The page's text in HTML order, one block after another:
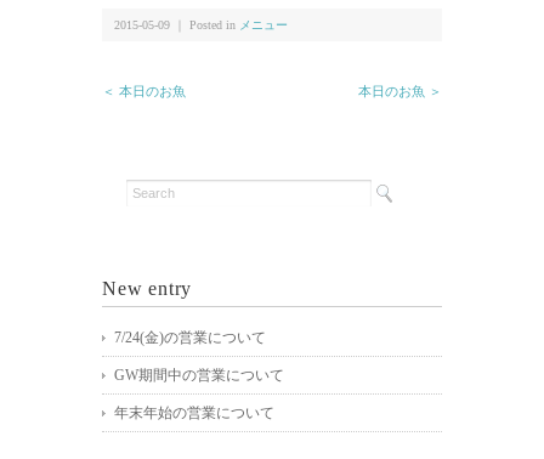
2015-05-09 ｜ Posted in メニュー
＜ 本日のお魚 本日のお魚 ＞
New entry
7/24(金)の営業について
GW期間中の営業について
年末年始の営業について